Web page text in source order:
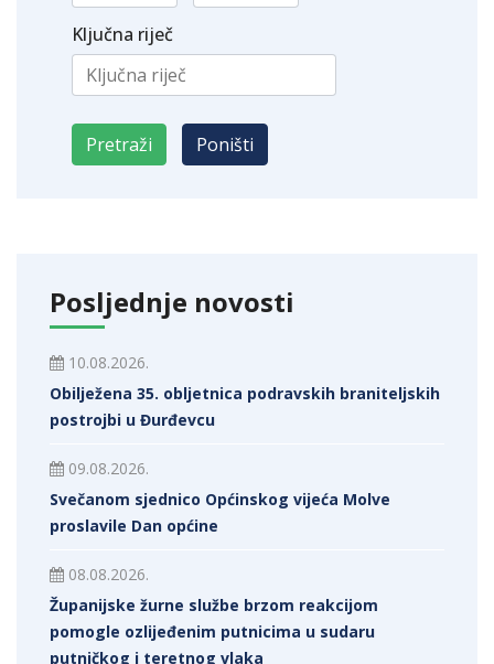
Ključna riječ
Posljednje novosti
10.08.2026.
Obilježena 35. obljetnica podravskih braniteljskih
postrojbi u Đurđevcu
09.08.2026.
Svečanom sjednico Općinskog vijeća Molve
proslavile Dan općine
08.08.2026.
Županijske žurne službe brzom reakcijom
pomogle ozlijeđenim putnicima u sudaru
putničkog i teretnog vlaka